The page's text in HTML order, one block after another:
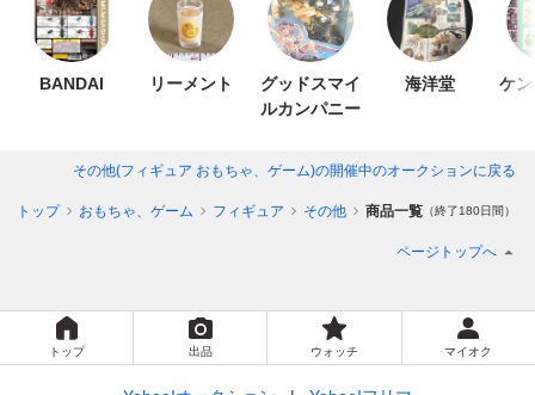
BANDAI リーメント
グッドスマイ
ルカンパニー
海洋堂
ケ
その他(フィギュア おもちゃ、ゲーム)の開催中のオークションに戻る
トップ おもちゃ、ゲーム フィギュア その他 商品一覧 （終了180日間）
ページトップへ
トップ 出品 ウォッチ マイオク